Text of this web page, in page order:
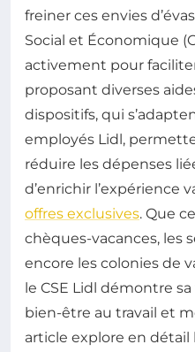
freiner ces envies
Social et Économique
activement pour
proposant diverses
dispositifs, qui
employés Lidl,
réduire les dépenses
d’enrichir l’expérience
offres exclusives. Que
chèques-vacances, les
encore les colonies de
le CSE Lidl démontre
bien-être au travail et
article explore en